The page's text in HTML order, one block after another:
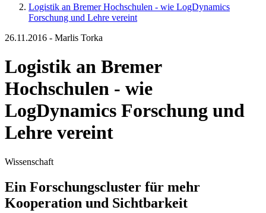
Logistik an Bremer Hochschulen - wie LogDynamics
Forschung und Lehre vereint
26.11.2016 - Marlis Torka
Logistik an Bremer
Hochschulen - wie
LogDynamics Forschung und
Lehre vereint
Wissenschaft
Ein Forschungscluster für mehr
Kooperation und Sichtbarkeit